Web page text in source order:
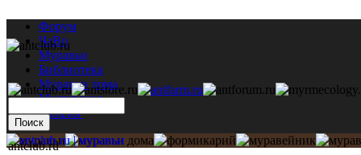
Форум
ЧаВо
Муравьи
Библиотека
Муравьи дома
Мастерская
Каталог
antclub.ru